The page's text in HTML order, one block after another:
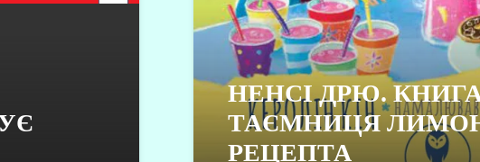
НЕНСІ ДРЮ.
ТАЄМНИЦЯ
РЕЦЕПТА